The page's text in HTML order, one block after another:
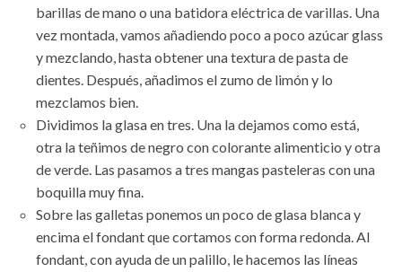
barillas de mano o una batidora eléctrica de varillas. Una
vez montada, vamos añadiendo poco a poco azúcar glass
y mezclando, hasta obtener una textura de pasta de
dientes. Después, añadimos el zumo de limón y lo
mezclamos bien.
Dividimos la glasa en tres. Una la dejamos como está,
otra la teñimos de negro con colorante alimenticio y otra
de verde. Las pasamos a tres mangas pasteleras con una
boquilla muy fina.
Sobre las galletas ponemos un poco de glasa blanca y
encima el fondant que cortamos con forma redonda. Al
fondant, con ayuda de un palillo, le hacemos las líneas